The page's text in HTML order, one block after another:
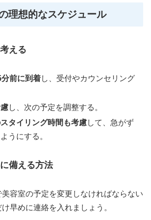
理想的なスケジュール
える
前に到着し、受付やカウンセリング
し、次の予定を調整する。
タイリング時間も考慮して、急がず
うにする。
備える方法
容室の予定を変更しなければならない
早めに連絡を入れましょう。